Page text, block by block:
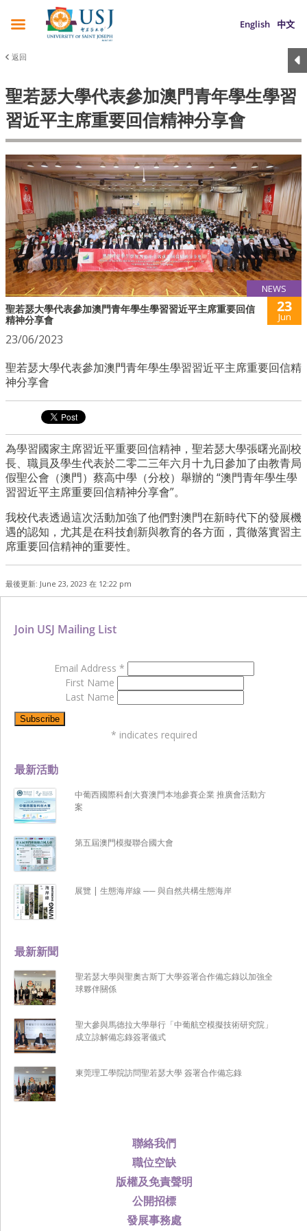
English 中文
返回
聖若瑟大學代表參加澳門青年學生學習
習近平主席重要回信精神分享會
NEWS
聖若瑟大學代表參加澳門青年學生學習習近平主席重要回信
精神分享會
23
Jun
23/06/2023
聖若瑟大學代表參加澳門青年學生學習習近平主席重要回信精
神分享會
為學習國家主席習近平重要回信精神，聖若瑟大學張曙光副校
長、職員及學生代表於二零二三年六月十九日參加了由教青局
假聖公會（澳門）蔡高中學（分校）舉辦的 “澳門青年學生學
習習近平主席重要回信精神分享會”。
我校代表透過這次活動加強了他們對澳門在新時代下的發展機
遇的認知，尤其是在科技創新與教育的各方面，貫徹落實習主
席重要回信精神的重要性。
最後更新: June 23, 2023 在 12:22 pm
聯絡我們
職位空缺
版權及免責聲明
公開招標
發展事務處
最新新聞
聖若瑟大學與聖奧古斯丁大學簽署合作備忘錄以加強全
球夥伴關係
聖大參與馬德拉大學舉行「中葡航空模擬技術研究院」
成立諒解備忘錄簽署儀式
東莞理工學院訪問聖若瑟大學 簽署合作備忘錄
最新活動
中葡西國際科創大賽澳門本地參賽企業 推廣會活動方
案
第五屆澳門模擬聯合國大會
展覽 | 生態海岸線 ── 與自然共構生態海岸
Join USJ Mailing List
Email Address *
First Name
Last Name
* indicates required